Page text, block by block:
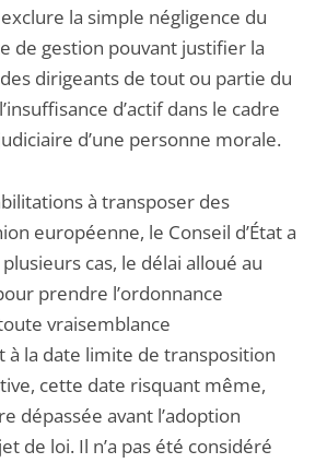
la simple négligence du
de gestion pouvant justifier la
dirigeants de tout ou partie du
d’actif dans le cadre
d’une personne morale.
à transposer des
européenne, le Conseil d’État a
cas, le délai alloué au
prendre l’ordonnance
vraisemblance
la date limite de transposition
cette date risquant même,
dépassée avant l’adoption
de loi. Il n’a pas été considéré